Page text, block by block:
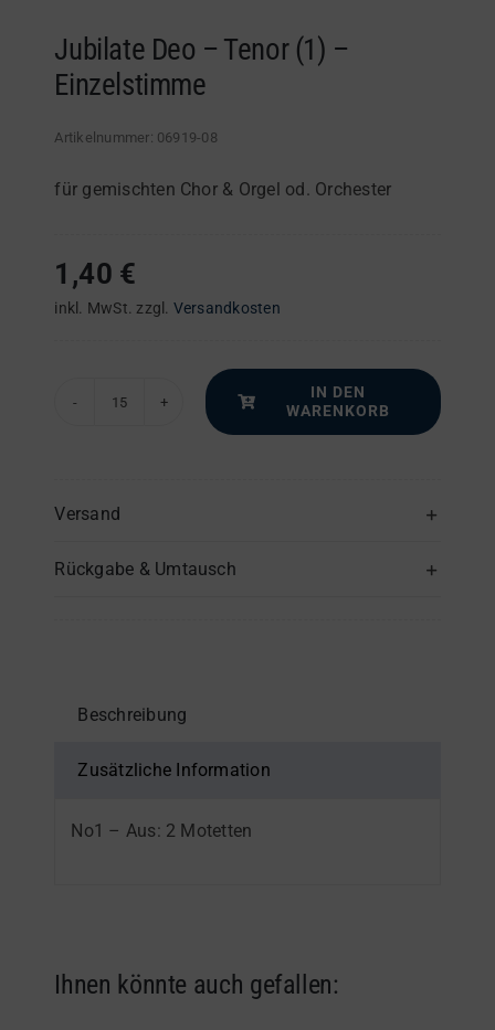
Jubilate Deo – Tenor (1) –
Einzelstimme
Artikelnummer: 06919-08
für gemischten Chor & Orgel od. Orchester
1,40 €
inkl. MwSt. zzgl. Versandkosten
Tenor
-
IN DEN
WARENKORB
Versand
Rückgabe & Umtausch
Beschreibung
Zusätzliche Information
No1 – Aus: 2 Motetten
Ihnen könnte auch gefallen: